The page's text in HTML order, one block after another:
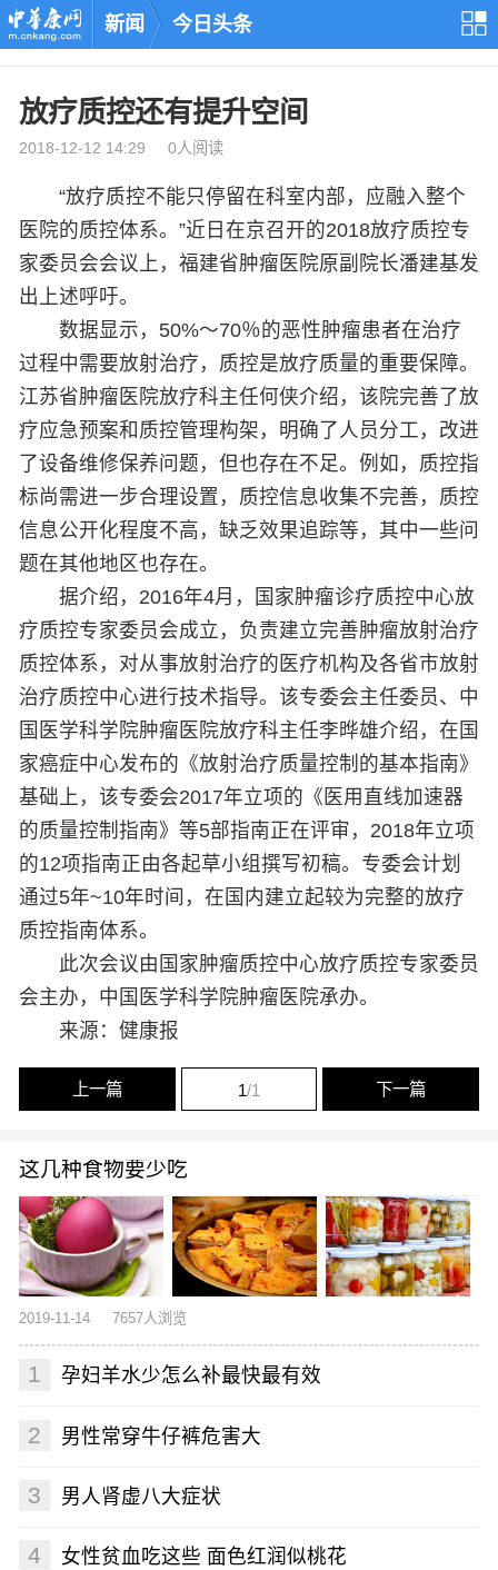
新闻 今日头条
放疗质控还有提升空间
2018-12-12 14:29 0人阅读
“放疗质控不能只停留在科室内部，应融入整个
医院的质控体系。”近日在京召开的2018放疗质控专
家委员会会议上，福建省肿瘤医院原副院长潘建基发
出上述呼吁。
数据显示，50%～70％的恶性肿瘤患者在治疗
过程中需要放射治疗，质控是放疗质量的重要保障。
江苏省肿瘤医院放疗科主任何侠介绍，该院完善了放
疗应急预案和质控管理构架，明确了人员分工，改进
了设备维修保养问题，但也存在不足。例如，质控指
标尚需进一步合理设置，质控信息收集不完善，质控
信息公开化程度不高，缺乏效果追踪等，其中一些问
题在其他地区也存在。
据介绍，2016年4月，国家肿瘤诊疗质控中心放
疗质控专家委员会成立，负责建立完善肿瘤放射治疗
质控体系，对从事放射治疗的医疗机构及各省市放射
治疗质控中心进行技术指导。该专委会主任委员、中
国医学科学院肿瘤医院放疗科主任李晔雄介绍，在国
家癌症中心发布的《放射治疗质量控制的基本指南》
基础上，该专委会2017年立项的《医用直线加速器
的质量控制指南》等5部指南正在评审，2018年立项
的12项指南正由各起草小组撰写初稿。专委会计划
通过5年~10年时间，在国内建立起较为完整的放疗
质控指南体系。
此次会议由国家肿瘤质控中心放疗质控专家委员
会主办，中国医学科学院肿瘤医院承办。
来源：健康报
上一篇 1/1 下一篇
这几种食物要少吃
2019-11-14 7657人浏览
1 孕妇羊水少怎么补最快最有效
2 男性常穿牛仔裤危害大
3 男人肾虚八大症状
4 女性贫血吃这些 面色红润似桃花